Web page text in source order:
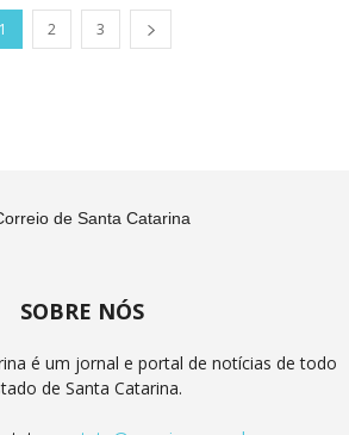
1 2 3
SOBRE NÓS
é um jornal e portal de notícias de todo
de Santa Catarina.